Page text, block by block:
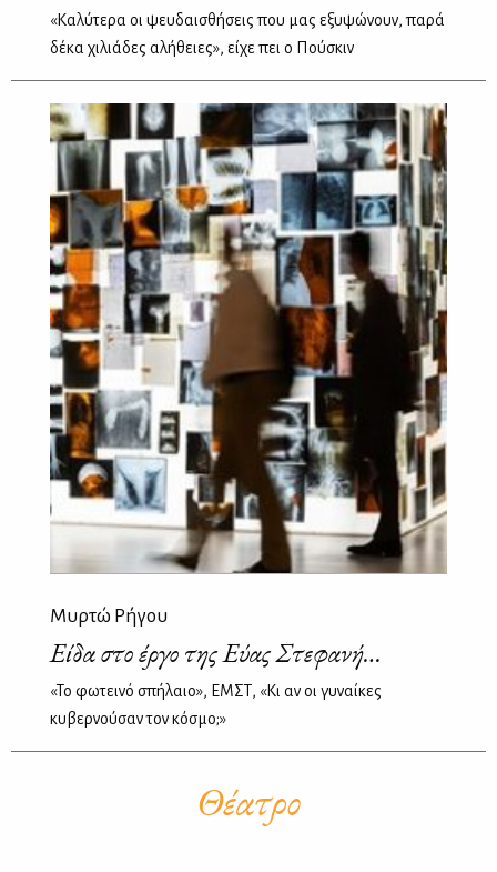
«Καλύτερα οι ψευδαισθήσεις που μας εξυψώνουν, παρά
δέκα χιλιάδες αλήθειες», είχε πει ο Πούσκιν
Μυρτώ Ρήγου
Είδα στο έργο της Εύας Στεφανή…
«Το φωτεινό σπήλαιο», ΕΜΣΤ, «Κι αν οι γυναίκες
κυβερνούσαν τον κόσμο;»
Θέατρο